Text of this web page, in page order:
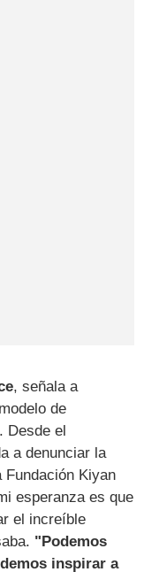
, señala a
de
Desde el
a denunciar la
Kiyan
esperanza es que
el increíble
"Podemos
inspirar a